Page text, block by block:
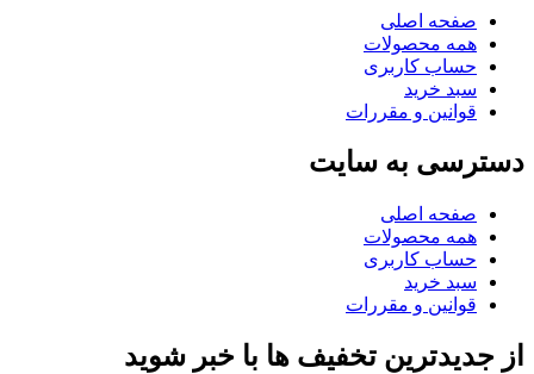
صفحه اصلی
همه محصولات
حساب کاربری
سبد خرید
قوانین و مقررات
دسترسی به سایت
صفحه اصلی
همه محصولات
حساب کاربری
سبد خرید
قوانین و مقررات
از جدیدترین تخفیف ها با خبر شوید